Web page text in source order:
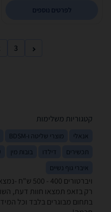
לפרטים נוספים
3
קטגוריות משלימות
אנאלי מוצרי שליטה ו-BDSM
תכשירים
דילדו בובות מין
איברי גוף נשיים
רק בזאפ תמצאו חוות דעת,
בתחום מבוגרים בלבד וכל